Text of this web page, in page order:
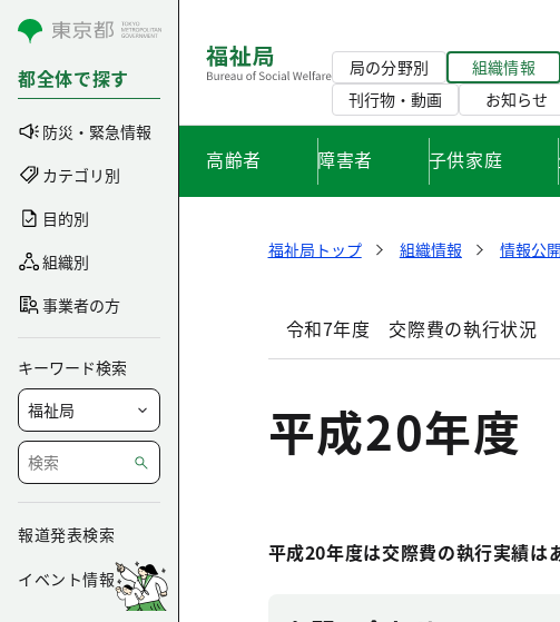
コンテンツにスキップ
都全体で探す
防災・緊急情報
カテゴリ別
目的別
組織別
事業者の方
キーワード検索
報道発表検索
イベント情報
局の分野別 組織情報
刊行物・動画
お知らせ
高齢者 障害者 子供家庭
福祉局トップ 組織情報 情報公開
令和7年度 交際費の執行状況
平成20年度
平成20年度は交際費の執行実績は